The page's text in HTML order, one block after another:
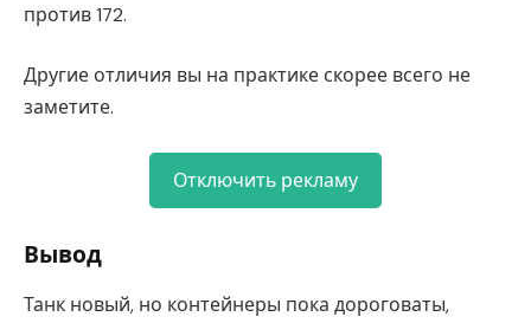
против 172.
Другие отличия вы на практике скорее всего не
заметите.
Отключить рекламу
Вывод
Танк новый, но контейнеры пока дороговаты,